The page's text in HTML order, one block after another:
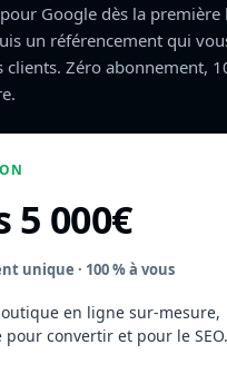
Google dès la première
un référencement qui
clients. Zéro abonnement,
5 000€
unique · 100 % à vous
en ligne sur-mesure,
pour convertir et pour le SEO.